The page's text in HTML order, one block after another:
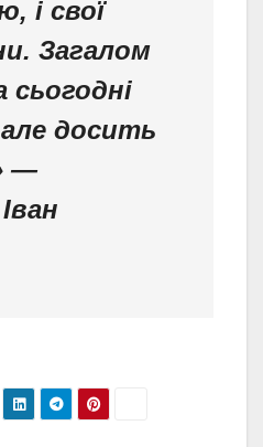
і свої
Загалом
сьогодні
досить
—